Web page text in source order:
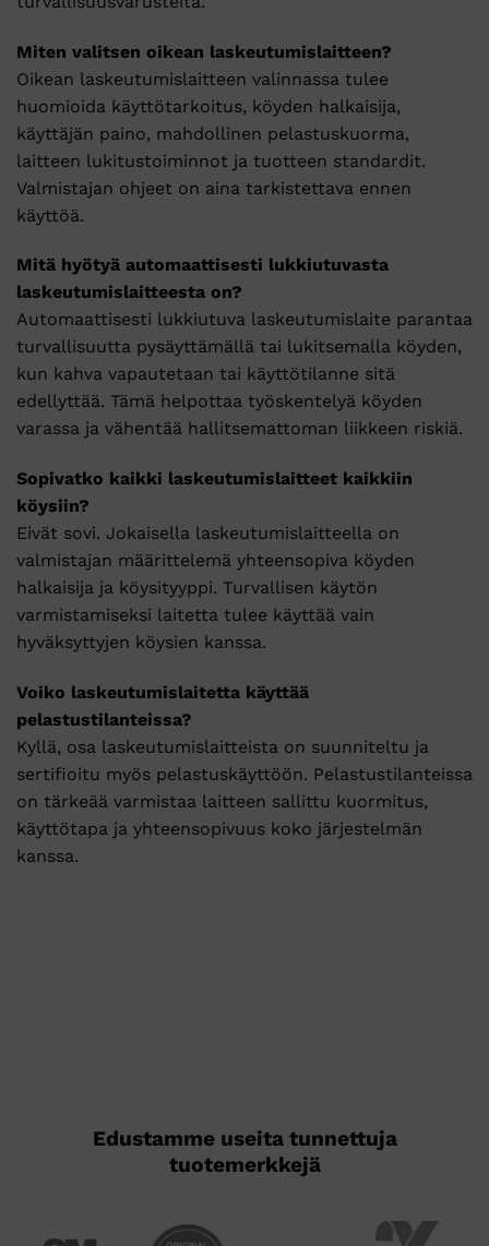
Miten valitsen oikean laskeutumislaitteen?
Oikean laskeutumislaitteen valinnassa tulee
huomioida käyttötarkoitus, köyden halkaisija,
käyttäjän paino, mahdollinen pelastuskuorma,
laitteen lukitustoiminnot ja tuotteen standardit.
Valmistajan ohjeet on aina tarkistettava ennen
käyttöä.
Mitä hyötyä automaattisesti lukkiutuvasta
laskeutumislaitteesta on?
Automaattisesti lukkiutuva laskeutumislaite parantaa
turvallisuutta pysäyttämällä tai lukitsemalla köyden,
kun kahva vapautetaan tai käyttötilanne sitä
edellyttää. Tämä helpottaa työskentelyä köyden
varassa ja vähentää hallitsemattoman liikkeen riskiä.
Sopivatko kaikki laskeutumislaitteet kaikkiin
köysiin?
Eivät sovi. Jokaisella laskeutumislaitteella on
valmistajan määrittelemä yhteensopiva köyden
halkaisija ja köysityyppi. Turvallisen käytön
varmistamiseksi laitetta tulee käyttää vain
hyväksyttyjen köysien kanssa.
Voiko laskeutumislaitetta käyttää
pelastustilanteissa?
Kyllä, osa laskeutumislaitteista on suunniteltu ja
sertifioitu myös pelastuskäyttöön. Pelastustilanteissa
on tärkeää varmistaa laitteen sallittu kuormitus,
käyttötapa ja yhteensopivuus koko järjestelmän
kanssa.
Edustamme useita tunnettuja
tuotemerkkejä